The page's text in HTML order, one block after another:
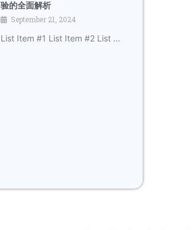
验的全面解析
September 21, 2024
List Item #1 List Item #2 List …